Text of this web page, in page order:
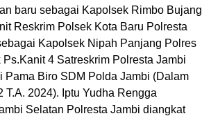
baru sebagai Kapolsek Rimbo Bujang
Reskrim Polsek Kota Baru Polresta
Kapolsek Nipah Panjang Polres
4 Satreskrim Polresta Jambi
Biro SDM Polda Jambi (Dalam
2024). Iptu Yudha Rengga
Selatan Polresta Jambi diangkat